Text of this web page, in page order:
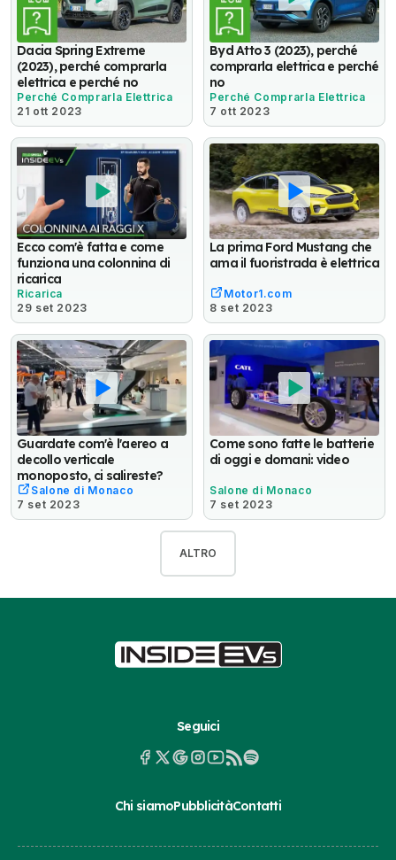
Dacia Spring Extreme
(2023), perché comprarla
elettrica e perché no
Perché Comprarla Elettrica
21 ott 2023
Byd Atto 3 (2023), perché
comprarla elettrica e perché
no
Perché Comprarla Elettrica
7 ott 2023
Ecco com'è fatta e come
funziona una colonnina di
ricarica
Ricarica
29 set 2023
La prima Ford Mustang che
ama il fuoristrada è elettrica
Motor1.com
8 set 2023
Guardate com'è l'aereo a
decollo verticale
monoposto, ci salireste?
Salone di Monaco
7 set 2023
Come sono fatte le batterie
di oggi e domani: video
Salone di Monaco
7 set 2023
ALTRO
Seguici
Chi siamoPubblicitàContatti